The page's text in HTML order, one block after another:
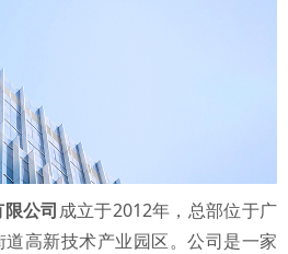
公司成立于2012年，总部位于广
高新技术产业园区。公司是一家